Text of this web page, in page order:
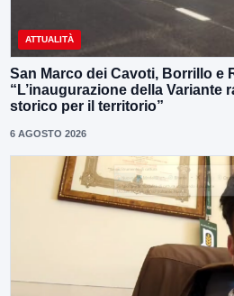
ATTUALITÀ
San Marco dei Cavoti, Borrillo e
“L’inaugurazione della Variante
storico per il territorio”
6 AGOSTO 2026